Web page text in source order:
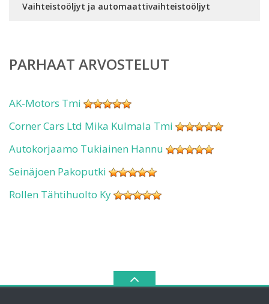
Vaihteistoöljyt ja automaattivaihteistoöljyt
PARHAAT ARVOSTELUT
AK-Motors Tmi
Corner Cars Ltd Mika Kulmala Tmi
Autokorjaamo Tukiainen Hannu
Seinäjoen Pakoputki
Rollen Tähtihuolto Ky